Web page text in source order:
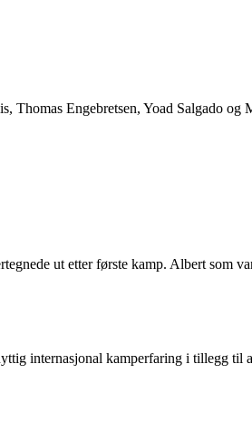
Engebretsen, Yoad Salgado og
ut etter første kamp. Albert som
internasjonal kamperfaring i tillegg til